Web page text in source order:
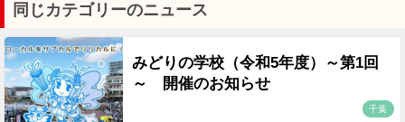
同じカテゴリーのニュース
みどりの学校（令和5年度）～第1回
～ 開催のお知らせ
千葉